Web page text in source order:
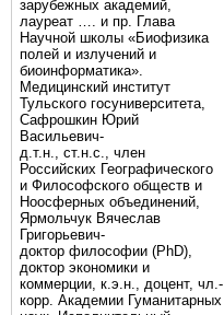
зарубежных академий,
лауреат …. и пр. Глава
Научной школы «Биофизика
полей и излучений и
биоинформатика».
Медицинский институт
Тульского госуниверситета,
Сафрошкин Юрий
Васильевич-
д.т.н., ст.н.с., член
Российских Географического
и Философского обществ и
Ноосферных объединений,
Ярмольчук Вячеслав
Григорьевич-
доктор философии (PhD),
доктор экономики и
коммерции, к.э.н., доцент, чл.-
корр. Академии Гуманитарных